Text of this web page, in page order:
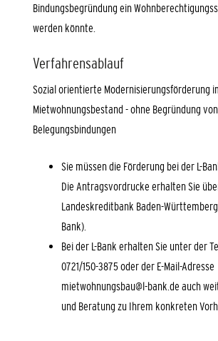
Bindungsbegründung ein
werden könnte.
Verfahrensablauf
Sozial orientierte Modernisierungsförderung
Mietwohnungsbestand - ohne Begründung
Belegungsbindungen
Sie müssen die Förderung bei der L-
Die Antragsvordrucke erhalten Sie
Landeskreditbank Baden-
Bank).
Bei der L-Bank erhalten Sie unter der
0721/150-3875 oder der E-Mail-Adresse
mietwohnungsbau@l-bank.de auch
und Beratung zu Ihrem konkreten